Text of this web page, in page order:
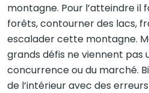
montagne. Pour l’atteindre il
forêts, contourner des lacs,
escalader cette montagne.
grands défis ne viennent pas
concurrence ou du marché.
de l’intérieur avec des